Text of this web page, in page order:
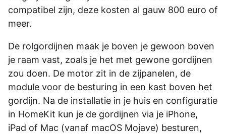
compatibel zijn, deze kosten al gauw 800 euro of
meer.
De rolgordijnen maak je boven je gewoon boven
je raam vast, zoals je het met gewone gordijnen
zou doen. De motor zit in de zijpanelen, de
module voor de besturing in een kast boven het
gordijn. Na de installatie in je huis en configuratie
in HomeKit kun je de gordijnen via je iPhone,
iPad of Mac (vanaf macOS Mojave) besturen,